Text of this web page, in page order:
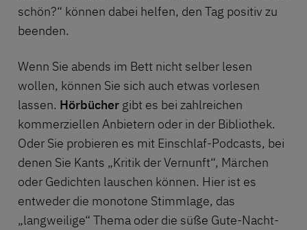
schön?“ können dabei helfen, den Tag positiv zu
beenden.
Wenn Sie abends im Bett nicht selber lesen
wollen, können Sie sich auch etwas vorlesen
lassen. Hörbücher gibt es bei zahlreichen
kommerziellen Anbietern oder in der Bibliothek.
Oder Sie probieren es mit Einschlaf-Podcasts, bei
denen Sie Kants „Kritik der Vernunft“, Märchen
oder Gedichten lauschen können. Hier ist es
entweder die monotone Stimmlage, das
„langweilige“ Thema oder die süße Gute-Nacht-